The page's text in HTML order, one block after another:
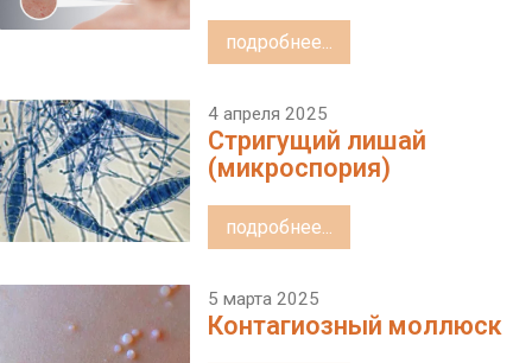
подробнее...
4 апреля 2025
Стригущий лишай
(микроспория)
подробнее...
5 марта 2025
Контагиозный моллюск